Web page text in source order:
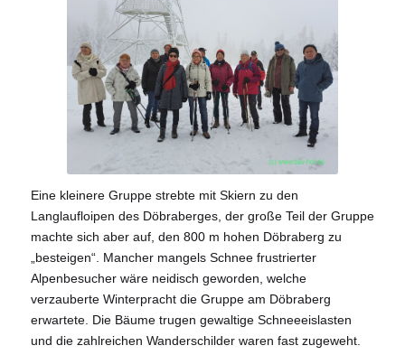
Eine kleinere Gruppe strebte mit Skiern zu den
Langlaufloipen des Döbraberges, der große Teil der Gruppe
machte sich aber auf, den 800 m hohen Döbraberg zu
„besteigen“. Mancher mangels Schnee frustrierter
Alpenbesucher wäre neidisch geworden, welche
verzauberte Winterpracht die Gruppe am Döbraberg
erwartete. Die Bäume trugen gewaltige Schneeeislasten
und die zahlreichen Wanderschilder waren fast zugeweht.